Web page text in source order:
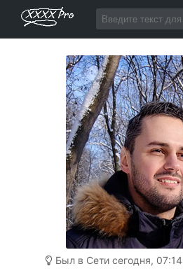
Был в Сети сегодня, 07:14